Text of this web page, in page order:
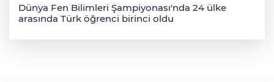
Dünya Fen Bilimleri Şampiyonası'nda 24 ülke
arasında Türk öğrenci birinci oldu